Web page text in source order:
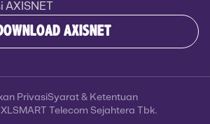
AXISNET
AXISNET
Telecom Sejahtera Tbk.
PrivasiSyarat & Ketentuan